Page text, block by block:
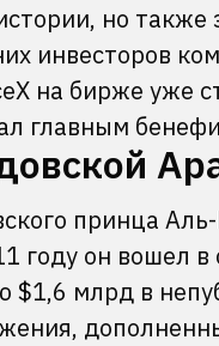
но также
инвесторов
на бирже уже
главным
принца
году он вошел в
$1,6 млрд в